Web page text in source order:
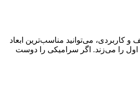
کاربردی، می‌توانید مناسب‌ترین ابعاد
اول را می‌زند. اگر سرامیکی را دوست